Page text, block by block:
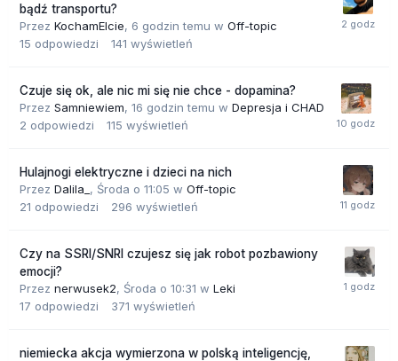
bądź transportu?
Przez KochamElcie, 6 godzin temu w Off-topic
15 odpowiedzi 141 wyświetleń
Czuje się ok, ale nic mi się nie chce - dopamina?
Przez Samniewiem, 16 godzin temu w Depresja i CHAD
2 odpowiedzi 115 wyświetleń
Hulajnogi elektryczne i dzieci na nich
Przez Dalila_ , Środa o 11:05 w Off-topic
21 odpowiedzi 296 wyświetleń
Czy na SSRI/SNRI czujesz się jak robot pozbawiony
emocji?
Przez nerwusek2, Środa o 10:31 w Leki
17 odpowiedzi 371 wyświetleń
niemiecka akcja wymierzona w polską inteligencję,